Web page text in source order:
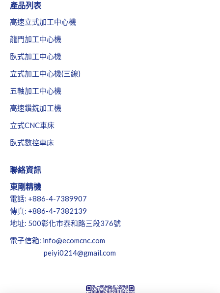
產品列表
高速立式加工中心機
龍門加工中心機
臥式加工中心機
立式加工中心機(三線)
五軸加工中心機
高速鑽銑加工機
立式CNC車床
臥式數控車床
聯絡資訊
東剛精機
電話: +886-4-7389907
傳真: +886-4-7382139
地址: 500彰化市泰和路三段376號
電子信箱: info@ecomcnc.com
peiyi0214@gmail.com